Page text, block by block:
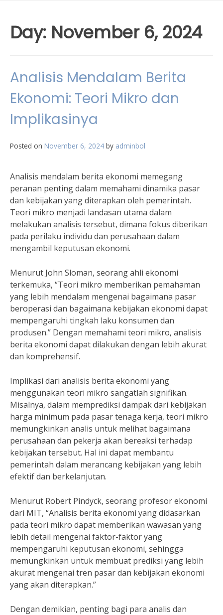
Day: November 6, 2024
Analisis Mendalam Berita
Ekonomi: Teori Mikro dan
Implikasinya
Posted on November 6, 2024 by adminbol
Analisis mendalam berita ekonomi memegang
peranan penting dalam memahami dinamika pasar
dan kebijakan yang diterapkan oleh pemerintah.
Teori mikro menjadi landasan utama dalam
melakukan analisis tersebut, dimana fokus diberikan
pada perilaku individu dan perusahaan dalam
mengambil keputusan ekonomi.
Menurut John Sloman, seorang ahli ekonomi
terkemuka, “Teori mikro memberikan pemahaman
yang lebih mendalam mengenai bagaimana pasar
beroperasi dan bagaimana kebijakan ekonomi dapat
mempengaruhi tingkah laku konsumen dan
produsen.” Dengan memahami teori mikro, analisis
berita ekonomi dapat dilakukan dengan lebih akurat
dan komprehensif.
Implikasi dari analisis berita ekonomi yang
menggunakan teori mikro sangatlah signifikan.
Misalnya, dalam memprediksi dampak dari kebijakan
harga minimum pada pasar tenaga kerja, teori mikro
memungkinkan analis untuk melihat bagaimana
perusahaan dan pekerja akan bereaksi terhadap
kebijakan tersebut. Hal ini dapat membantu
pemerintah dalam merancang kebijakan yang lebih
efektif dan berkelanjutan.
Menurut Robert Pindyck, seorang profesor ekonomi
dari MIT, “Analisis berita ekonomi yang didasarkan
pada teori mikro dapat memberikan wawasan yang
lebih detail mengenai faktor-faktor yang
mempengaruhi keputusan ekonomi, sehingga
memungkinkan untuk membuat prediksi yang lebih
akurat mengenai tren pasar dan kebijakan ekonomi
yang akan diterapkan.”
Dengan demikian, penting bagi para analis dan